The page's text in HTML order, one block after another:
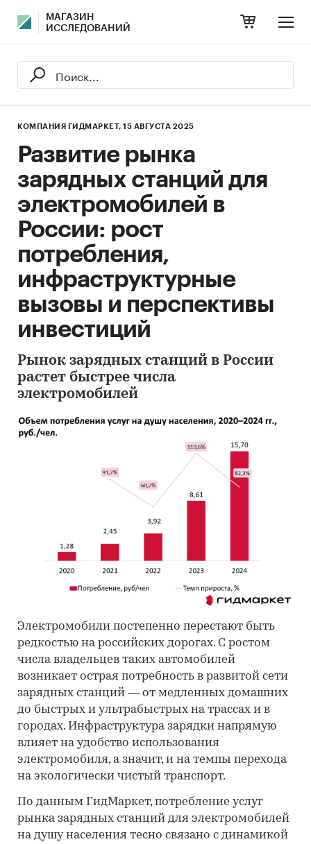
МАГАЗИН
ИССЛЕДОВАНИЙ
КОМПАНИЯ ГИДМАРКЕТ, 15 АВГУСТА 2025
Развитие рынка
зарядных станций для
электромобилей в
России: рост
потребления,
инфраструктурные
вызовы и перспективы
инвестиций
Рынок зарядных станций в России
растет быстрее числа
электромобилей
Электромобили постепенно перестают быть
редкостью на российских дорогах. С ростом
числа владельцев таких автомобилей
возникает острая потребность в развитой сети
зарядных станций — от медленных домашних
до быстрых и ультрабыстрых на трассах и в
городах. Инфраструктура зарядки напрямую
влияет на удобство использования
электромобиля, а значит, и на темпы перехода
на экологически чистый транспорт.
По данным ГидМаркет, потребление услуг
рынка зарядных станций для электромобилей
на душу населения тесно связано с динамикой